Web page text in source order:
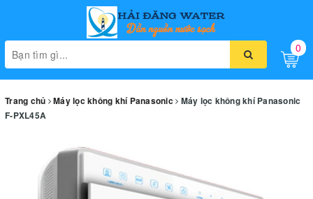
Toggle
0
Trang chủ Máy lọc không khí Panasonic
Máy lọc không khí Panasonic
F-PXL45A